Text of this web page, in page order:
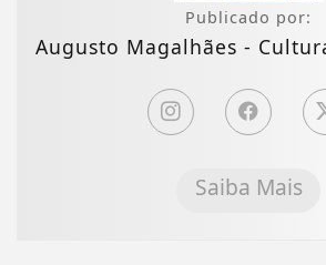
Publicado por:
Augusto Magalhães -
Saiba Mais